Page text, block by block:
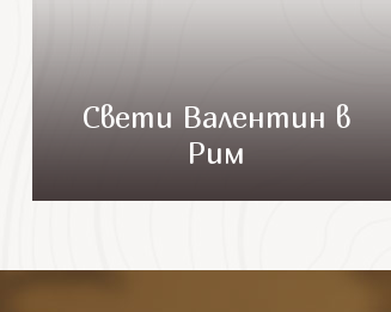
Свети Валентин в
Рим